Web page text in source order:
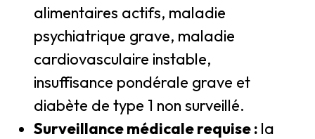
alimentaires actifs, maladie
psychiatrique grave, maladie
cardiovasculaire instable,
insuffisance pondérale grave et
diabète de type 1 non surveillé.
Surveillance médicale requise : la